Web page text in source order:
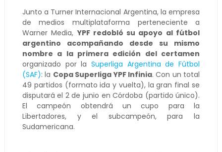
Junto a Turner Internacional Argentina, la empresa
de medios multiplataforma perteneciente a
Warner Media,YPF redobló su apoyo al fútbol
argentino acompañando desde su mismo
nombre a la primera edición del certamen
organizado por la Superliga Argentina de Fútbol
(SAF): la Copa Superliga YPF Infinia. Con un total
49 partidos (formato ida y vuelta), la gran final se
disputará el 2 de junio en Córdoba (partido único).
El campeón obtendrá un cupo para la
Libertadores, y el subcampeón, para la
Sudamericana.